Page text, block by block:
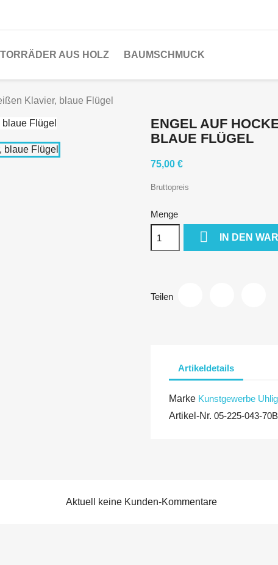
AUS HOLZ BAUMSCHMUCK
Klavier, blaue Flügel
ENGEL AUF
LAUE FLÜGEL
75,00 €
Bruttopreis
Menge
 IN DEN
Teilen
Artikeldetails
Marke Kunstgewerbe Uhlig
Artikel-Nr. 05-225-043-
Aktuell keine Kunden-Kommentare